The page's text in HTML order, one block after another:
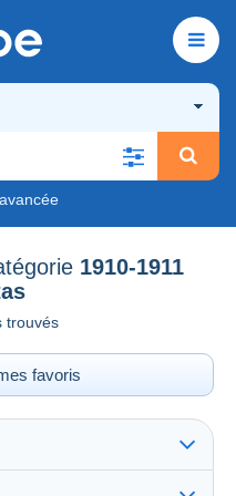
1910-1911
trouvés
favoris